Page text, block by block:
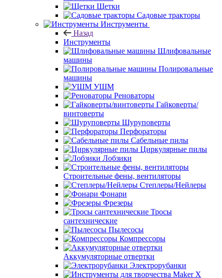
Щетки
Садовые тракторы
Инструменты
Назад
Инструменты
Шлифовальные
машины
Полировальные
машины
УШМ
Реноваторы
Гайковерты/
винтоверты
Шуруповерты
Перфораторы
Сабельные пилы
Циркулярные пилы
Лобзики
Строительные фены, вентиляторы
Степлеры/Нейлеры
Фонари
Фрезеры
Тросы
сантехнические
Пылесосы
Компрессоры
Аккумуляторные отвертки
Электрорубанки